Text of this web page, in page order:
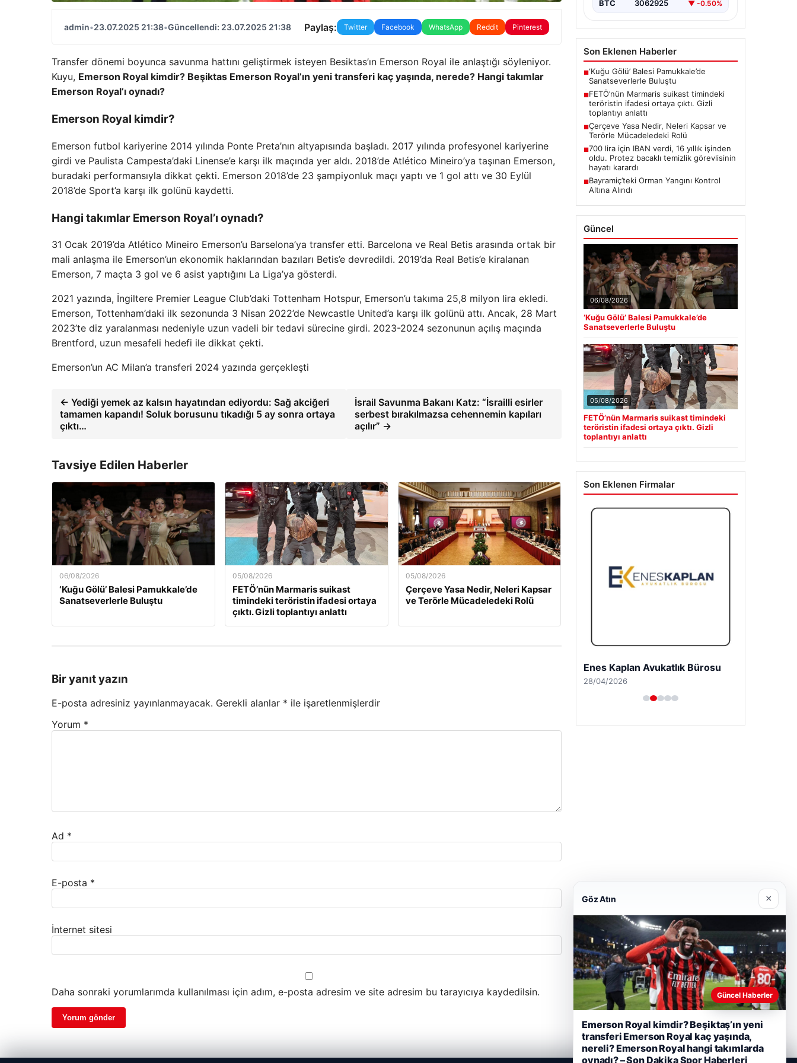
admin•23.07.2025 21:38•Güncellendi: 23.07.2025 21:38 Paylaş: Twitter Facebook WhatsApp Reddit Pinterest
Transfer dönemi boyunca savunma hattını geliştirmek isteyen Besiktas’ın Emerson Royal ile anlaştığı söyleniyor.
Kuyu, Emerson Royal kimdir? Beşiktas Emerson Royal’ın yeni transferi kaç yaşında, nerede? Hangi takımlar
Emerson Royal’ı oynadı?
Emerson Royal kimdir?
Emerson futbol kariyerine 2014 yılında Ponte Preta’nın altyapısında başladı. 2017 yılında profesyonel kariyerine
girdi ve Paulista Campesta’daki Linense’e karşı ilk maçında yer aldı. 2018’de Atlético Mineiro’ya taşınan Emerson,
buradaki performansıyla dikkat çekti. Emerson 2018’de 23 şampiyonluk maçı yaptı ve 1 gol attı ve 30 Eylül
2018’de Sport’a karşı ilk golünü kaydetti.
Hangi takımlar Emerson Royal’ı oynadı?
31 Ocak 2019’da Atlético Mineiro Emerson’u Barselona’ya transfer etti. Barcelona ve Real Betis arasında ortak bir
mali anlaşma ile Emerson’un ekonomik haklarından bazıları Betis’e devredildi. 2019’da Real Betis’e kiralanan
Emerson, 7 maçta 3 gol ve 6 asist yaptığını La Liga’ya gösterdi.
2021 yazında, İngiltere Premier League Club’daki Tottenham Hotspur, Emerson’u takıma 25,8 milyon lira ekledi.
Emerson, Tottenham’daki ilk sezonunda 3 Nisan 2022’de Newcastle United’a karşı ilk golünü attı. Ancak, 28 Mart
2023’te diz yaralanması nedeniyle uzun vadeli bir tedavi sürecine girdi. 2023-2024 sezonunun açılış maçında
Brentford, uzun mesafeli hedefi ile dikkat çekti.
Emerson’un AC Milan’a transferi 2024 yazında gerçekleşti
← Yediği yemek az kalsın hayatından ediyordu: Sağ akciğeri
tamamen kapandı! Soluk borusunu tıkadığı 5 ay sonra ortaya
çıktı…
İsrail Savunma Bakanı Katz: “İsrailli esirler
serbest bırakılmazsa cehennemin kapıları
açılır” →
Tavsiye Edilen Haberler
06/08/2026
‘Kuğu Gölü’ Balesi Pamukkale’de
Sanatseverlerle Buluştu
05/08/2026
FETÖ’nün Marmaris suikast
timindeki teröristin ifadesi ortaya
çıktı. Gizli toplantıyı anlattı
05/08/2026
Çerçeve Yasa Nedir, Neleri Kapsar
ve Terörle Mücadeledeki Rolü
Bir yanıt yazın
E-posta adresiniz yayınlanmayacak. Gerekli alanlar * ile işaretlenmişlerdir
Yorum *
Ad *
E-posta *
İnternet sitesi
Daha sonraki yorumlarımda kullanılması için adım, e-posta adresim ve site adresim bu tarayıcıya kaydedilsin.
BTC 3062925 ▼ -0.50%
Son Eklenen Haberler
■‘Kuğu Gölü’ Balesi Pamukkale’de
Sanatseverlerle Buluştu
■FETÖ’nün Marmaris suikast timindeki
teröristin ifadesi ortaya çıktı. Gizli
toplantıyı anlattı
■Çerçeve Yasa Nedir, Neleri Kapsar ve
Terörle Mücadeledeki Rolü
■700 lira için IBAN verdi, 16 yıllık işinden
oldu. Protez bacaklı temizlik görevlisinin
hayatı karardı
■Bayramiç’teki Orman Yangını Kontrol
Altına Alındı
Güncel
06/08/2026
‘Kuğu Gölü’ Balesi Pamukkale’de
Sanatseverlerle Buluştu
05/08/2026
FETÖ’nün Marmaris suikast timindeki
teröristin ifadesi ortaya çıktı. Gizli
toplantıyı anlattı
Son Eklenen Firmalar
Trend Yapı Akustik
18/04/2026
Göz Atın ×
Güncel Haberler
Emerson Royal kimdir? Beşiktaş’ın yeni
transferi Emerson Royal kaç yaşında,
nereli? Emerson Royal hangi takımlarda
oynadı? – Son Dakika Spor Haberleri